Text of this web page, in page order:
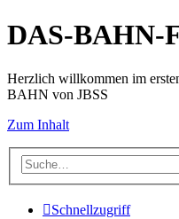
DAS-BAHN-
Herzlich willkommen im
BAHN von JBSS
Zum Inhalt
Schnellzugriff